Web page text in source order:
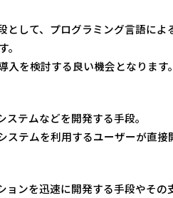
して、プログラミング言語によ
を検討する良い機会となります
テムなどを開発する手段。
テムを利用するユーザーが直接
ンを迅速に開発する手段やその